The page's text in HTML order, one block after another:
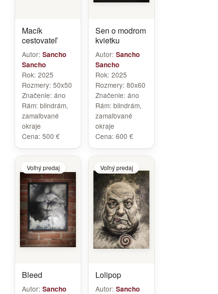
Macík
cestovateľ
Autor: Sancho
Sancho
Rok: 2025
Rozmery: 50x50
Značenie: áno
Rám: blindrám,
zamaľované
okraje
Cena: 500 €
Sen o modrom
kvietku
Autor: Sancho
Sancho
Rok: 2025
Rozmery: 80x60
Značenie: áno
Rám: blindrám,
zamaľované
okraje
Cena: 600 €
Voľný predaj
Bleed
Autor: Sancho
Voľný predaj
Lolipop
Autor: Sancho